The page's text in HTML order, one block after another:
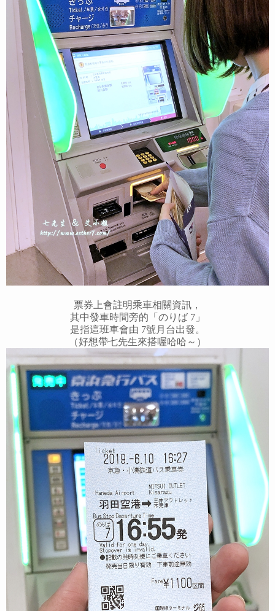
票券上會註明乘車相關資訊，
其中發車時間旁的「のりば 7」
是指這班車會由 7號月台出發。
（好想帶七先生來搭喔哈哈～）